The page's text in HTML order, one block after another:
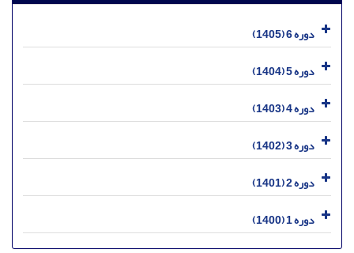
دوره 6 (1405)
دوره 5 (1404)
دوره 4 (1403)
دوره 3 (1402)
دوره 2 (1401)
دوره 1 (1400)